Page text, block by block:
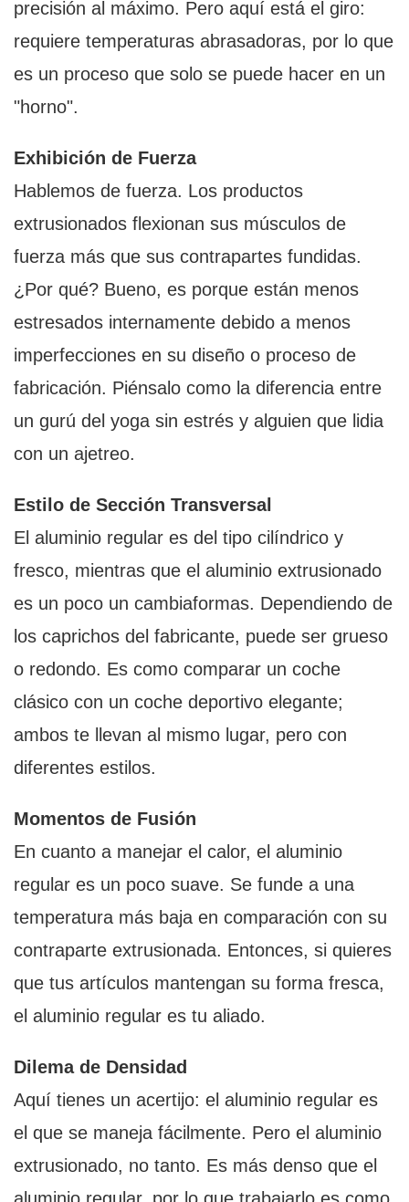
precisión al máximo. Pero aquí está el giro:
requiere temperaturas abrasadoras, por lo que
es un proceso que solo se puede hacer en un
"horno".
Exhibición de Fuerza
Hablemos de fuerza. Los productos
extrusionados flexionan sus músculos de
fuerza más que sus contrapartes fundidas.
¿Por qué? Bueno, es porque están menos
estresados internamente debido a menos
imperfecciones en su diseño o proceso de
fabricación. Piénsalo como la diferencia entre
un gurú del yoga sin estrés y alguien que lidia
con un ajetreo.
Estilo de Sección Transversal
El aluminio regular es del tipo cilíndrico y
fresco, mientras que el aluminio extrusionado
es un poco un cambiaformas. Dependiendo de
los caprichos del fabricante, puede ser grueso
o redondo. Es como comparar un coche
clásico con un coche deportivo elegante;
ambos te llevan al mismo lugar, pero con
diferentes estilos.
Momentos de Fusión
En cuanto a manejar el calor, el aluminio
regular es un poco suave. Se funde a una
temperatura más baja en comparación con su
contraparte extrusionada. Entonces, si quieres
que tus artículos mantengan su forma fresca,
el aluminio regular es tu aliado.
Dilema de Densidad
Aquí tienes un acertijo: el aluminio regular es
el que se maneja fácilmente. Pero el aluminio
extrusionado, no tanto. Es más denso que el